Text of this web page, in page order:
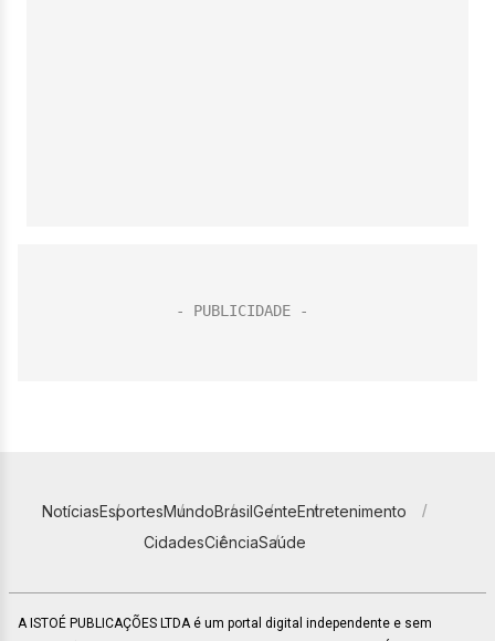
NotíciasEsportesMundoBrasilGenteEntretenimento
CidadesCiênciaSaúde
A ISTOÉ PUBLICAÇÕES LTDA é um portal digital independente e sem